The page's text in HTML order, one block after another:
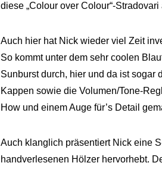
diese „Colour over Colour“-
Auch hier hat Nick wieder viel Zeit
So kommt unter dem sehr coolen
Sunburst durch, hier und da ist
Kappen sowie die Volumen/Tone-
How und einem Auge für’s Detail
Auch klanglich präsentiert Nick eine
handverlesenen Hölzer hervorhebt.